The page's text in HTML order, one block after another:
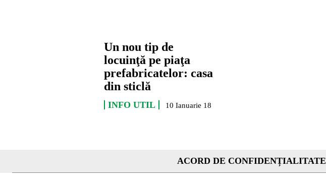
Un nou tip de
locuinţă pe piaţa
prefabricatelor: casa
din sticlă
INFO UTIL 10 Ianuarie 18
ACORD DE CONFIDENȚIALITATE